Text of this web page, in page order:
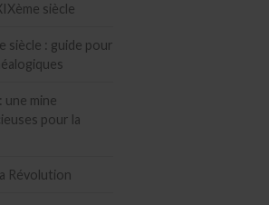
siècle
siècle : guide pour
une mine
pour la
Révolution